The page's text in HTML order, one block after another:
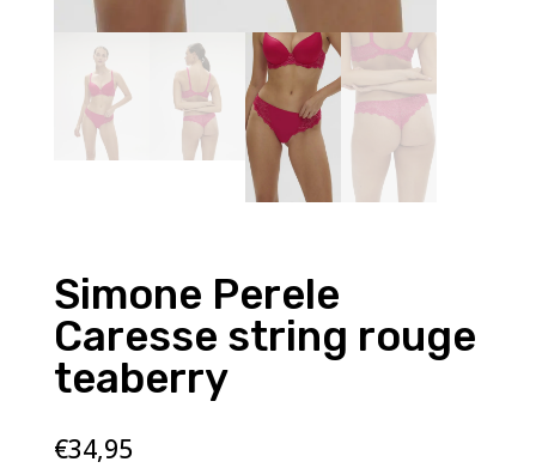
Simone Perele
Caresse string rouge
teaberry
€34,95